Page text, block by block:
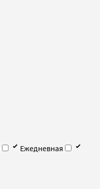
Ежедневная